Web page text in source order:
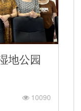
地公园
10090